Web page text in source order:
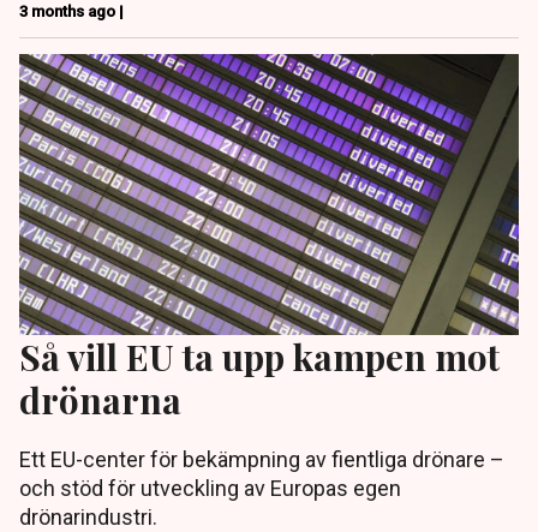
3 months ago |
Så vill EU ta upp kampen mot
drönarna
Ett EU-center för bekämpning av fientliga drönare –
och stöd för utveckling av Europas egen
drönarindustri.